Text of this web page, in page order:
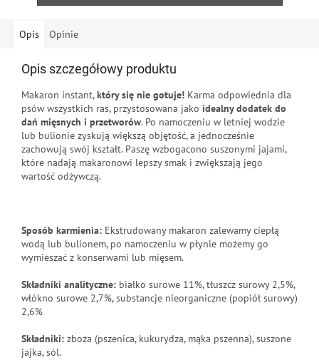
Opis Opinie
Opis szczegółowy produktu
Makaron instant,który się nie gotuje! Karma odpowiednia dla
psów wszystkich ras, przystosowana jako idealny dodatek do
dań mięsnych i przetworów. Po namoczeniu w letniej wodzie
lub bulionie zyskują większą objętość, a jednocześnie
zachowują swój kształt. Paszę wzbogacono suszonymi jajami,
które nadają makaronowi lepszy smak i zwiększają jego
wartość odżywczą.
Sposób karmienia: Ekstrudowany makaron zalewamy ciepłą
wodą lub bulionem, po namoczeniu w płynie możemy go
wymieszać z konserwami lub mięsem.
Składniki analityczne: białko surowe 11%, tłuszcz surowy 2,5%,
włókno surowe 2,7%, substancje nieorganiczne (popiół surowy)
2,6%
Składniki: zboża (pszenica, kukurydza, mąka pszenna), suszone
jajka, sól.